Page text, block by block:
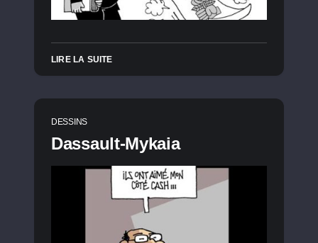
LIRE LA SUITE
DESSINS
Dassault-Mykaia